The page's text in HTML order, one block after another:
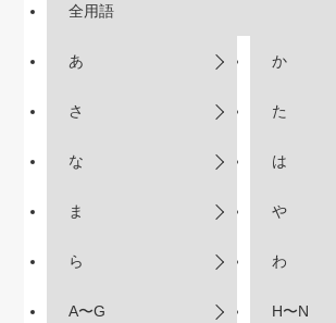
全用語
あ か
さ た
な は
ま や
ら わ
A〜G H〜N